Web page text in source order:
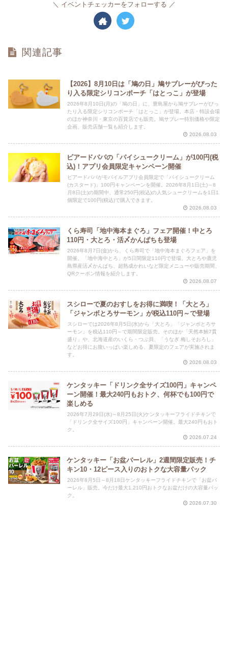
イベントチェッカーをフォローする
関連記事
【2026】8月10日は「鳩の日」鳩サブレーがぴった
り入る限定シリコンポーチ「はとっこ」が登場
2026年8月10日(月)の「鳩の日」に、豊島屋から鳩サブレーがぴっ
たり入る限定シリコンポーチ「はとっこ」が登場。本店・特設会場
のほか神奈川・東京の百貨店でも販売。鳩サブレー特別価格や限定
企画、販売店舗一覧も紹介します。
2026.08.03
ビアードパパの「パイシュークリーム」が100円(税
込)！アプリ会員限定キャンペーン開催
ビアードパパがモバイルアプリ会員限定で「パイシュークリーム
(カスタード)」100円キャンペーンを開催。2026年8月1日(土)～8
月8日(土)の期間中、通常250円(税込)の人気シュークリームを1日1
個限定で100円(税込)で購入できます。
2026.08.03
くら寿司「地中海本まぐろ」フェア開催！中とろ
110円・大とろ・活〆かんぱちも登場
2026年8月7日(金)から、くら寿司で「地中海本まぐろフェア」を
開催。「地中海中とろ」が5日間限定110円で登場。大とろや鹿児
島県産活〆かんぱち、超熟成かれいなど限定メニューや販売期間、
QRクーポン情報を紹介します。
2026.08.07
スシローで夏のおすしをお得に満喫！「大とろ」
「ジャンボとろサーモン」が税込110円～で登場
スシローでは2026年8月5日(水)から「大とろ」「ジャンボとろサ
ーモン」を税込110円～で期間限定販売。そのほか「天然本鮪7貫
盛り」や、北海道産のいくら・つぶ貝、「うなぎ 梅しそおろし」
などお得にお腹いっぱい楽しめる、夏限定のフェアが実施されま
す。
2026.08.03
ケンタッキー「ドリンク全サイズ100円」キャンペ
ーン開催！最大240円もおトク、何杯でも100円で
楽しめる
2026年7月29日(水)～8月25日(火)ケンタッキーフライドチキンで
「ドリンク全サイズ100円」キャンペーン開催。最大240円もおト
ク。
2026.07.24
ケンタッキー「お盆バーレル」2週間限定販売！チ
キン10・12ピース入りのおトクな大容量パック
2026年8月5日～8月18日ケンタッキーフライドチキンで「お盆バ
ーレル」販売。今だけ最大1,210円おトクなお盆だけの大容量パッ
ク。
2026.07.30